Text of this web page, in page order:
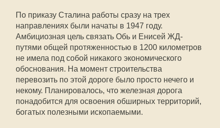
По приказу Сталина работы сразу на трех
направлениях были начаты в 1947 году.
Амбициозная цель связать Обь и Енисей ЖД-
путями общей протяженностью в 1200 километров
не имела под собой никакого экономического
обоснования. На момент строительства
перевозить по этой дороге было просто нечего и
некому. Планировалось, что железная дорога
понадобится для освоения обширных территорий,
богатых полезными ископаемыми.